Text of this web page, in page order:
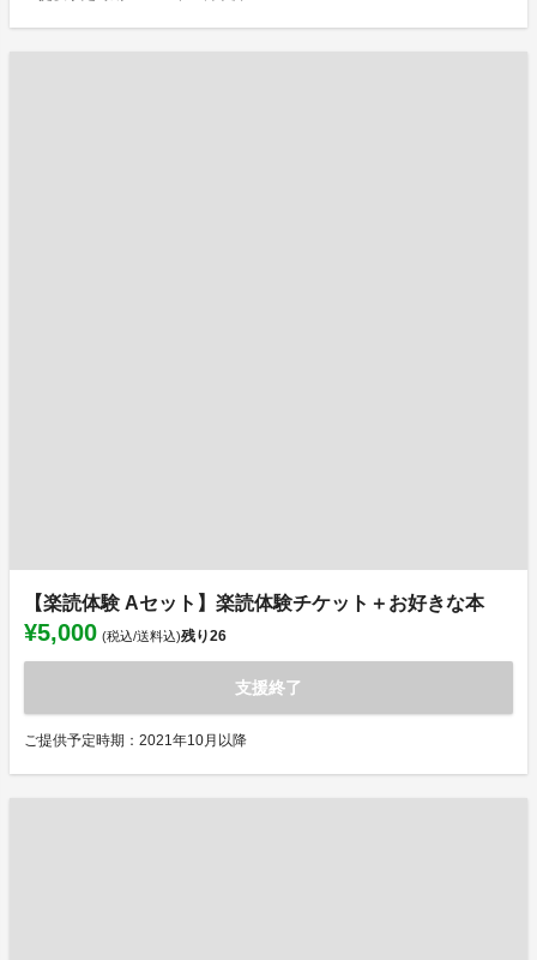
【楽読体験 Aセット】楽読体験チケット＋お好きな本
¥5,000 (税込/送料込)残り26
支援終了
ご提供予定時期：2021年10月以降